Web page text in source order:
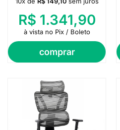
comprar
R$ 1.341,90
à vista no Pix / Boleto